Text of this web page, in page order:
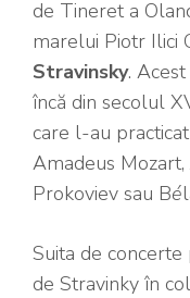
de Tineret a
marelui Piotr Ilici
Stravinsky.
încă din secolul
care l-au
Amadeus Mozart,
Prokoviev sau Bé
Suita de
de Stravinky în